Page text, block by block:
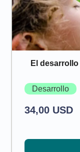
El
Desarrollo
34,00 USD